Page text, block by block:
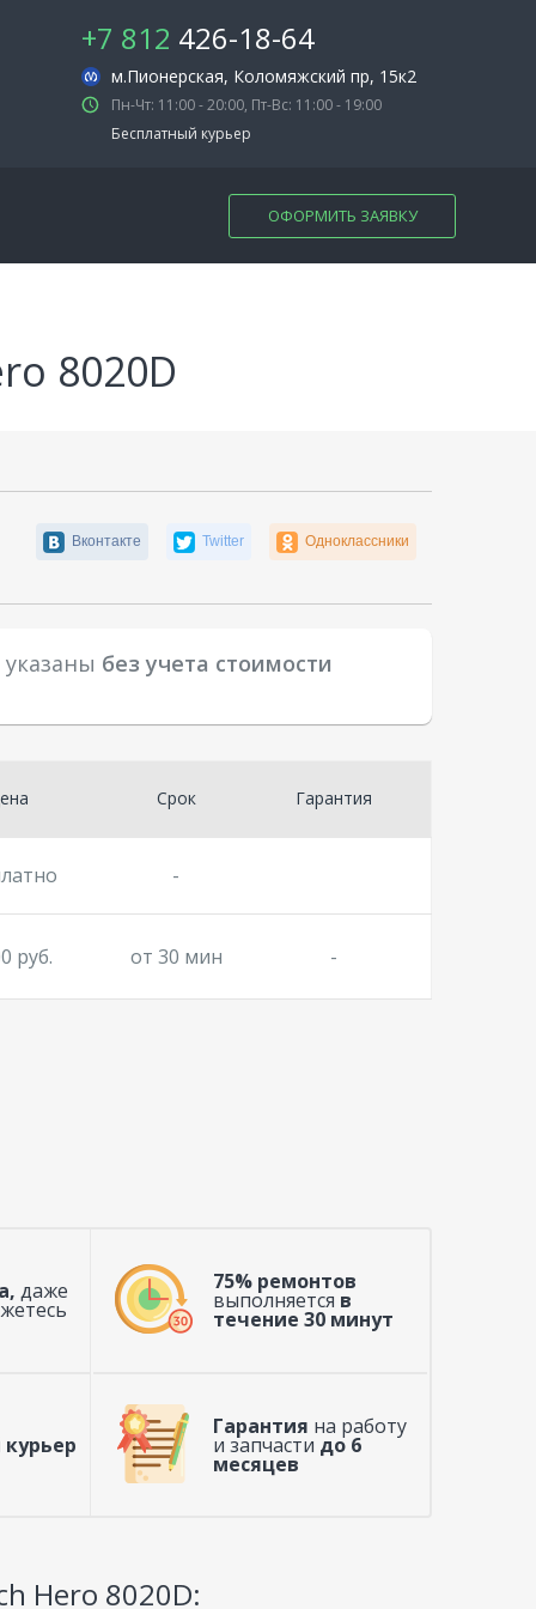
+7 812 426-18-64
м.Пионерская, Коломяжский пр, 15к2
Пн-Чт: 11:00 - 20:00, Пт-Вс: 11:00 - 19:00
Бесплатный курьер
ОФОРМИТЬ ЗАЯВКУ
8020D
Вконтакте Twitter Одноклассники
без учета стоимости
Срок Гарантия
-
руб. от 30 мин -
даже 75% ремонтов
выполняется в
течение 30 минут
Гарантия на работу
и запчасти до 6
месяцев
Hero 8020D: